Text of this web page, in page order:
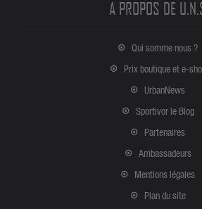
A PROPOS DE
Qui somme nous ?
Prix boutique et e-
UrbanNews
Sportivor le Blog
Partenaires
Ambassadeurs
Mentions légales
Plan du site